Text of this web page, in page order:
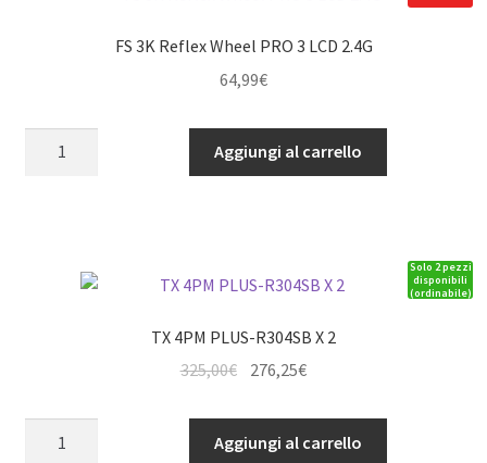
FS 3K Reflex Wheel PRO 3 LCD 2.4G
64,99€
Aggiungi al carrello
Solo 2 pezzi
disponibili
(ordinabile)
TX 4PM PLUS-R304SB X 2
325,00€
originale
era:
276,25€Il
attuale
è:
Aggiungi al carrello